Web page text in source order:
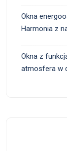
Okna
Harmonia z
Okna z
atmosfera w